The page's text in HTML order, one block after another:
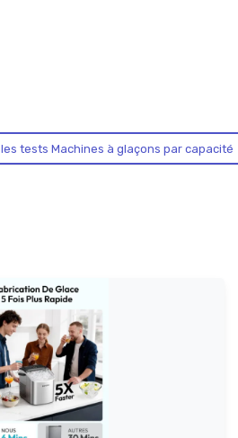
tests Machines à glaçons par